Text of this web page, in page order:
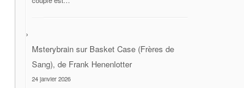
Msterybrain sur Basket Case (Frères de
Sang), de Frank Henenlotter
24 janvier 2026